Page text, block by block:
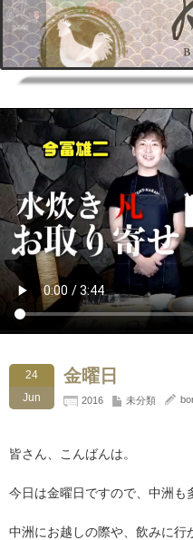
24
Jun
金曜日
2016 未分類
皆さん、こんばんは。
今日は金曜日ですので、中洲も
中洲にお越しの際や、飲みに行